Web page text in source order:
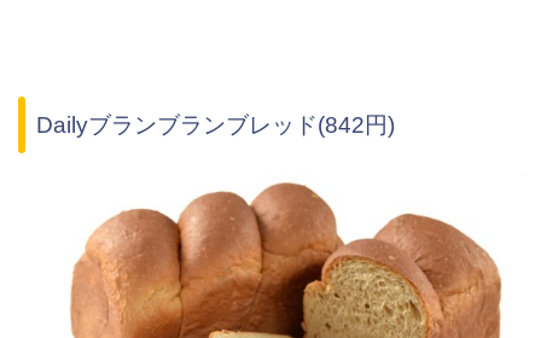
Dailyブランブランブレッド(842円)